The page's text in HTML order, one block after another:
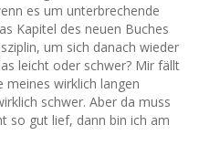
es um unterbrechende
Kapitel des neuen Buches
um sich danach wieder
leicht oder schwer? Mir fällt
wirklich langen
schwer. Aber da muss
so gut lief, dann bin ich am